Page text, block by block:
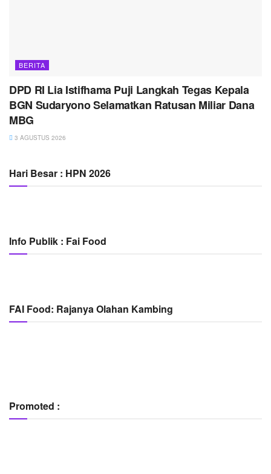
BERITA
DPD RI Lia Istifhama Puji Langkah Tegas Kepala
BGN Sudaryono Selamatkan Ratusan Miliar Dana
MBG
3 AGUSTUS 2026
Hari Besar : HPN 2026
Info Publik : Fai Food
FAI Food: Rajanya Olahan Kambing
Promoted :